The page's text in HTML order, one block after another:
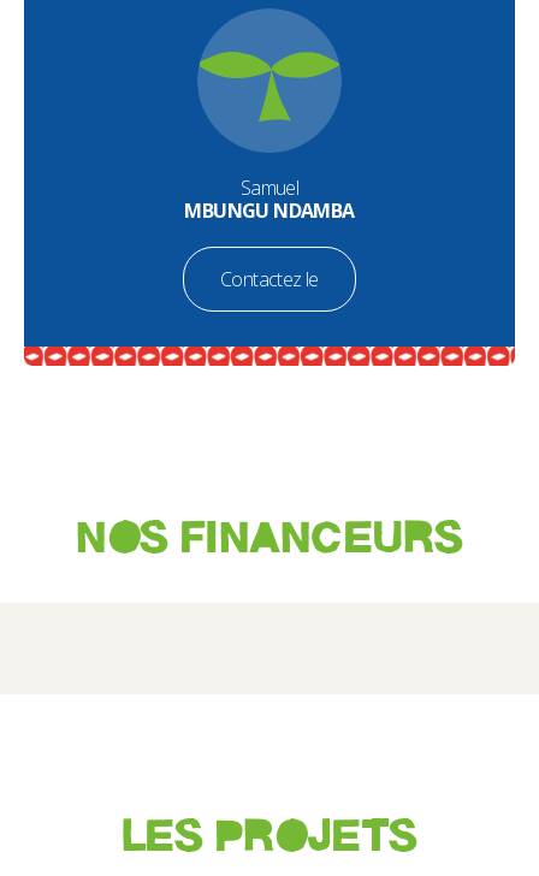
Samuel
MBUNGU NDAMBA
Contactez le
NOS FINANCEURS
LES PROJETS